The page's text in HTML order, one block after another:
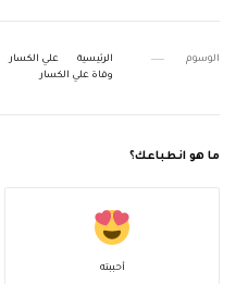
الوسوم الرئيسية علي الكسار
وفاة علي الكسار
ما هو انطباعك؟
أحببته